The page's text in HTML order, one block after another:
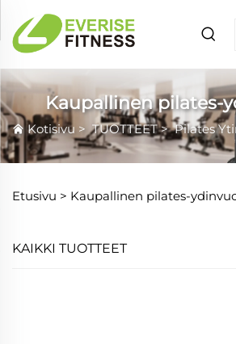
Kaupallinen pilates-
Kotisivu >TUOTTEET>Pilates
Etusivu > Kaupallinen pilates-
KAIKKI TUOTTEET